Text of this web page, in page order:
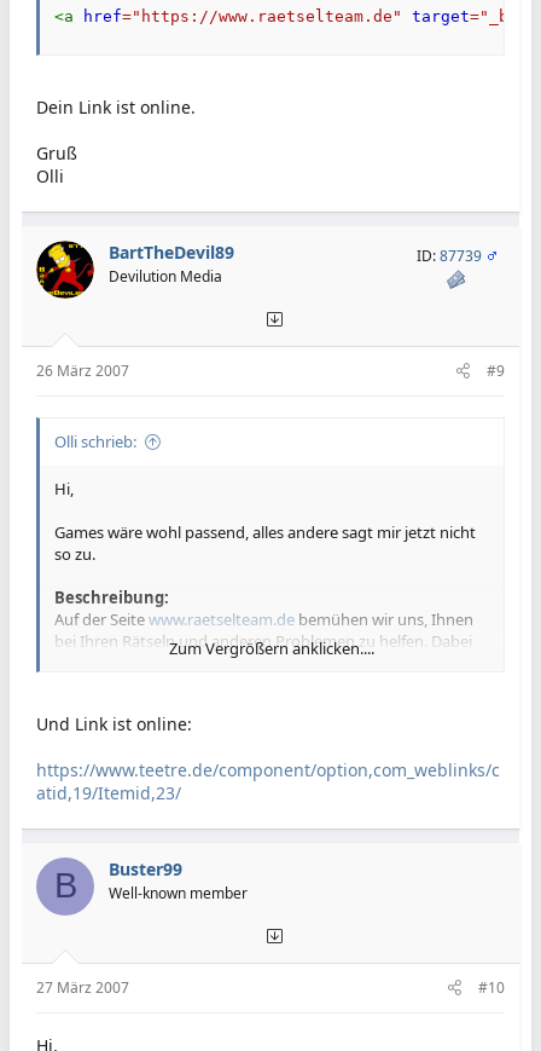
<a href=" https://www.raetselteam.de " target="
Dein Link ist online.
Gruß
Olli
BartTheDevil89
Devilution Media
ID:87739
26 März 2007 #9
Olli schrieb:
Hi,
Games wäre wohl passend, alles andere sagt mir jetzt nicht
so zu.
Beschreibung:
Auf der Seitewww.raetselteam.de bemühen wir uns, Ihnen
bei Ihren Rätseln und anderen Problemen zu helfen. Dabei
spielt es keine Rolle, ob Kreuzwort- oder Logikrätsel oder
HTML:
Dein Link ist online.
Zum Vergrößern anklicken....
Und Link ist online:
https://www.teetre.de/component/option,com_weblinks/c
atid,19/Itemid,23/
B Buster99
Well-known member
27 März 2007 #10
Hi,